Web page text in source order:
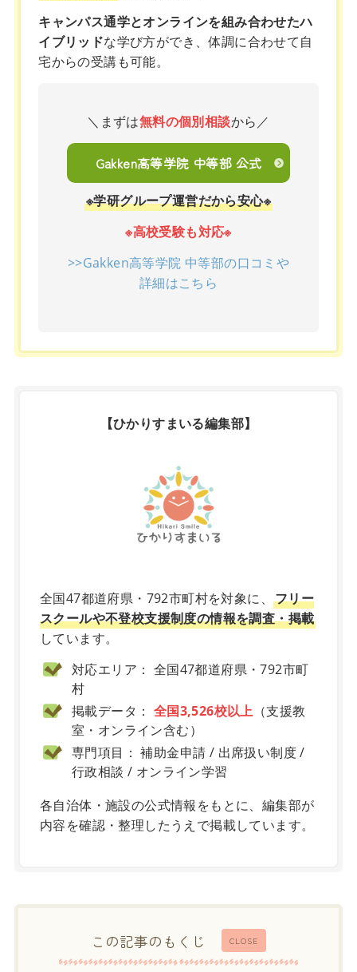
キャンパス通学とオンラインを組み合わせたハ
イブリッドな学び方ができ、体調に合わせて自
宅からの受講も可能。
＼まずは無料の個別相談から／
Gakken高等学院 中等部 公式
※学研グループ運営だから安心※
※高校受験も対応※
>>Gakken高等学院 中等部の口コミや
詳細はこちら
【ひかりすまいる編集部】
全国47都道府県・792市町村を対象に、 フリー
スクールや不登校支援制度の情報を調査・掲載
しています。
対応エリア： 全国47都道府県・792市町
村
掲載データ： 全国3,526校以上 （支援教
室・オンライン含む）
専門項目： 補助金申請 / 出席扱い制度 /
行政相談 / オンライン学習
各自治体・施設の公式情報をもとに、編集部が
内容を確認・整理したうえで掲載しています。
CLOSE
この記事のもくじ